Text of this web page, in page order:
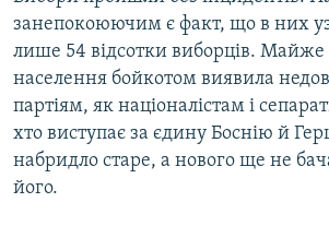
занепокоюючим є факт, що в них
лише 54 відсотки виборців. Майже
населення бойкотом виявила
партіям, як націоналістам і
хто виступає за єдину Боснію й
набридло старе, а нового ще не
його.